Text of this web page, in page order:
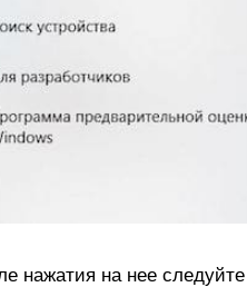
нажатия на нее